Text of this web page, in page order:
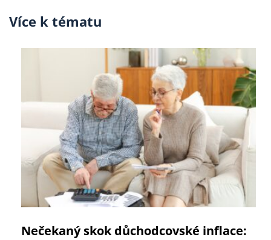
Více k tématu
Nečekaný skok důchodcovské inflace: